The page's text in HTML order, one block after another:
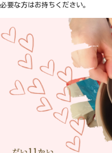
必要な方はお持ちください。